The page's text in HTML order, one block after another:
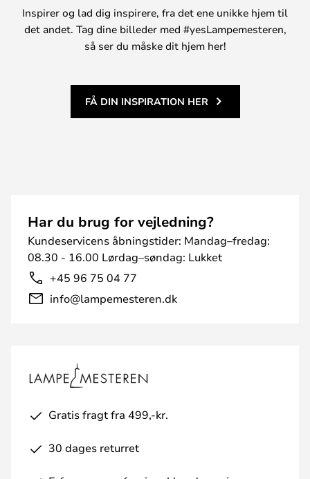
Inspirer og lad dig inspirere, fra det ene unikke hjem til
det andet. Tag dine billeder med #yesLampemesteren,
så ser du måske dit hjem her!
FÅ DIN INSPIRATION HER
Har du brug for vejledning?
Kundeservicens åbningstider: Mandag–fredag:
08.30 - 16.00 Lørdag–søndag: Lukket
+45 96 75 04 77
info@lampemesteren.dk
Gratis fragt fra 499,-kr.
30 dages returret